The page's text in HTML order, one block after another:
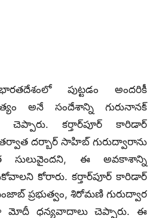
పుట్టడం అందరికీ
అనే సందేశాన్ని గురునానక్‌
చెప్పారు. కర్తార్‌పూర్‌ కారిడార్
దర్బార్‌ సాహిబ్‌ గురుద్వారాను
సులువైందని, ఈ అవకాశాన్ని
కోరారు. కర్తార్‌పూర్‌ కారిడార్‌
ప్రభుత్వం, శిరోమణి గురుద్వార
మోదీ ధన్యవాదాలు చెప్పారు. ఈ